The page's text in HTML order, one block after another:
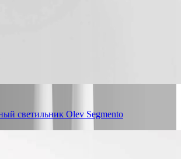
светильник Olev Segmento